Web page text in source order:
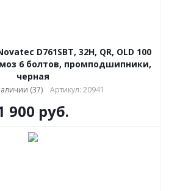
D761SBT, 32H, QR, OLD 100
6 болтов, промподшипники,
черная
(37) Артикул: 20941
900 руб.